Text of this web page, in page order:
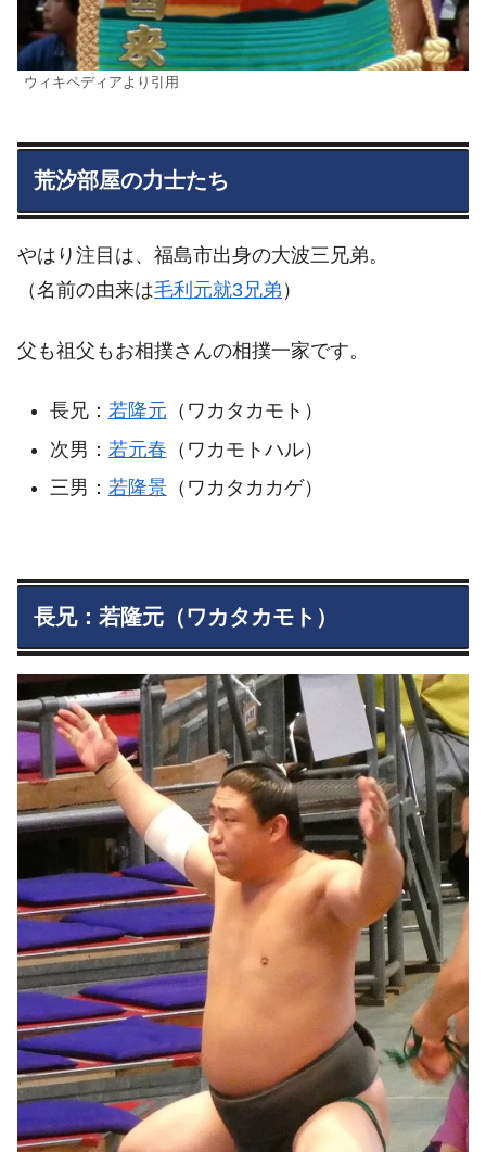
ウィキペディアより引用
荒汐部屋の力士たち
やはり注目は、福島市出身の大波三兄弟。
（名前の由来は毛利元就3兄弟 ）
父も祖父もお相撲さんの相撲一家です。
長兄： 若隆元 （ワカタカモト）
次男： 若元春 （ワカモトハル）
三男： 若隆景（ワカタカカゲ）
長兄：若隆元（ワカタカモト）